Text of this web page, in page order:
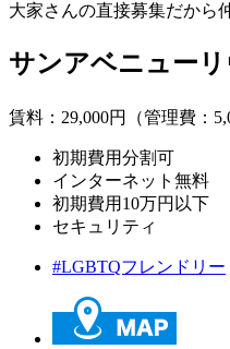
大家さんの直接募集だから
サンアベニューリ
賃料： 29,000円（管理費：
初期費用分割可
インターネット無料
初期費用10万円以下
セキュリティ
#LGBTQフレンドリー